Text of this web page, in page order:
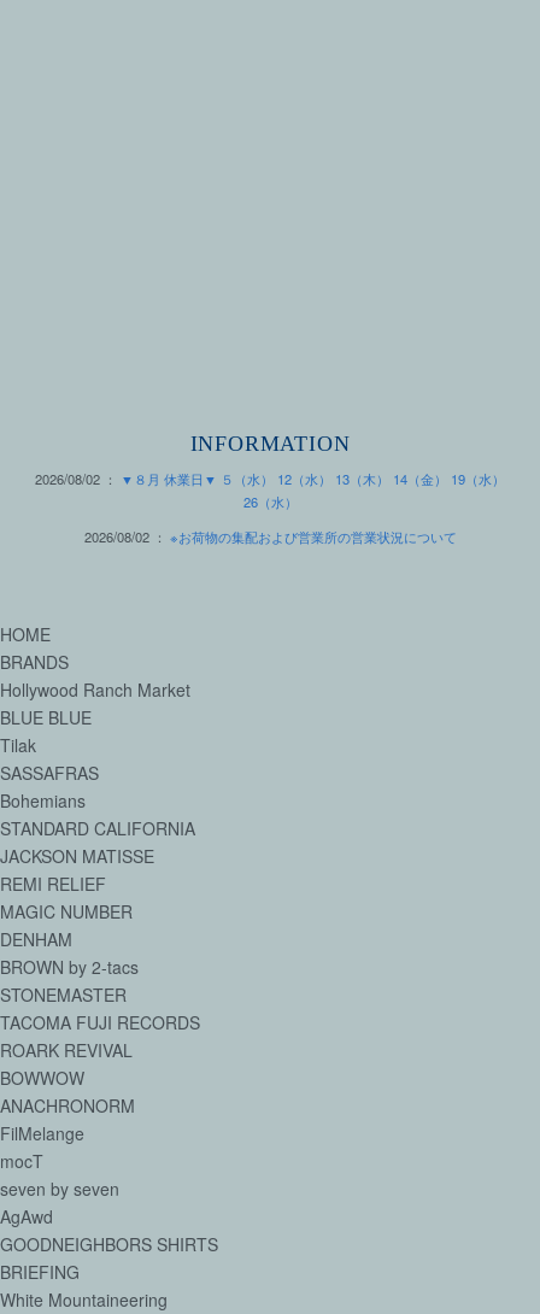
INFORMATION
2026/08/02 ：
▼８月 休業日▼ ５（水） 12（水） 13（木） 14（金） 19（水）
26（水）
2026/08/02 ： ※お荷物の集配および営業所の営業状況について
HOME
BRANDS
Hollywood Ranch Market
BLUE BLUE
Tilak
SASSAFRAS
Bohemians
STANDARD CALIFORNIA
JACKSON MATISSE
REMI RELIEF
MAGIC NUMBER
DENHAM
BROWN by 2-tacs
STONEMASTER
TACOMA FUJI RECORDS
ROARK REVIVAL
BOWWOW
ANACHRONORM
FilMelange
mocT
seven by seven
AgAwd
GOODNEIGHBORS SHIRTS
BRIEFING
White Mountaineering